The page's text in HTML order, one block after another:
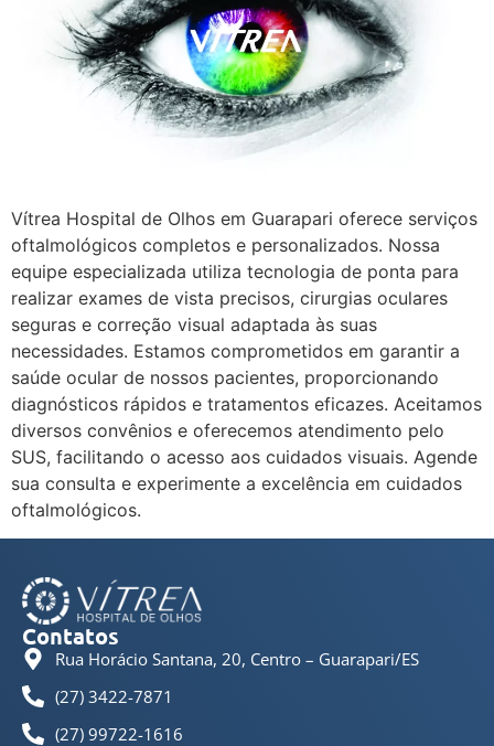
Vítrea Hospital de Olhos em Guarapari oferece serviços
oftalmológicos completos e personalizados. Nossa
equipe especializada utiliza tecnologia de ponta para
realizar exames de vista precisos, cirurgias oculares
seguras e correção visual adaptada às suas
necessidades. Estamos comprometidos em garantir a
saúde ocular de nossos pacientes, proporcionando
diagnósticos rápidos e tratamentos eficazes. Aceitamos
diversos convênios e oferecemos atendimento pelo
SUS, facilitando o acesso aos cuidados visuais. Agende
sua consulta e experimente a excelência em cuidados
oftalmológicos.
Contatos
Rua Horácio Santana, 20, Centro – Guarapari/ES
(27) 3422-7871
(27) 99722-1616